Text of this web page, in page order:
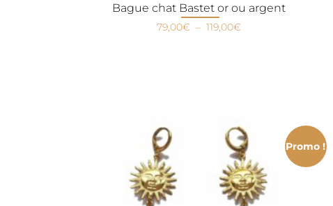
Bague chat Bastet or ou argent
79,00€ – 119,00€
Promo !